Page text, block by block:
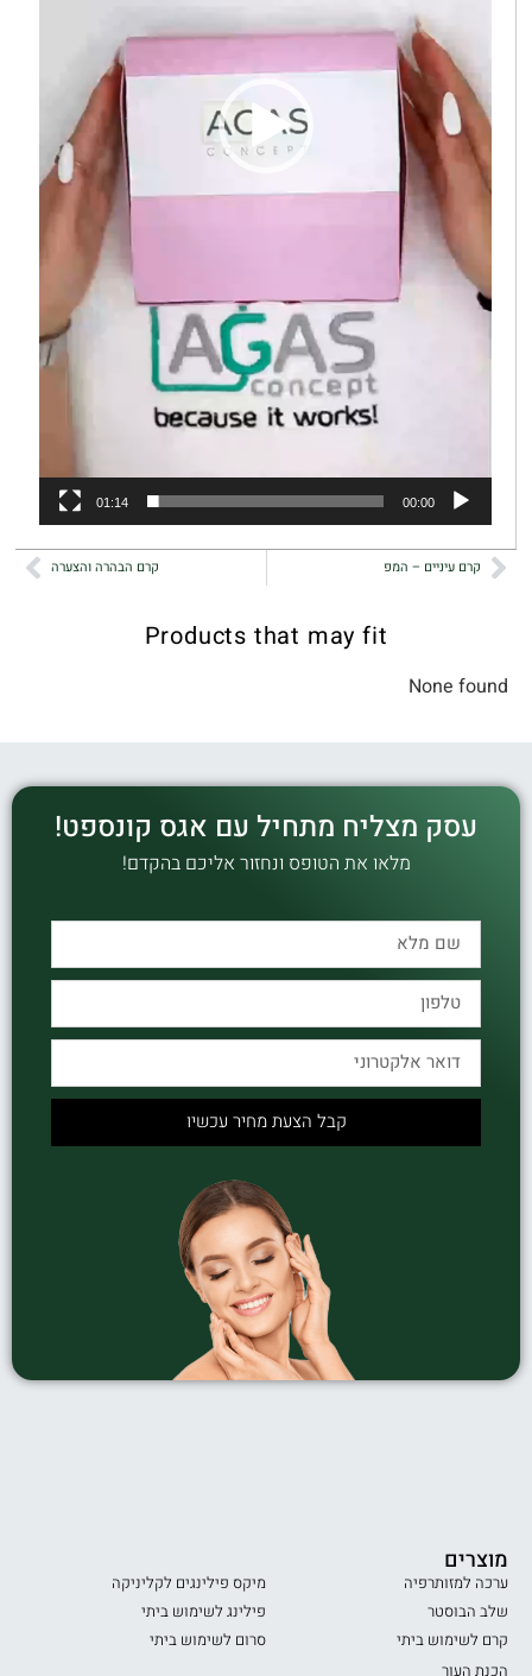
00:00
01:14
קרם עיניים – המפ קרם הבהרה והצערה
Products that may fit
None found
עסק מצליח מתחיל עם אגס קונספט!
מלאו את הטופס ונחזור אליכם בהקדם!
קבל הצעת מחיר עכשיו
מוצרים
ערכה למזותרפיה
שלב הבוסטר
קרם לשימוש ביתי
מיקס פילינגים לקליניקה
פילינג לשימוש ביתי
סרום לשימוש ביתי
הכנת העור